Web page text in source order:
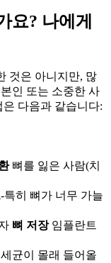
요? 나에게
것은 아니지만, 많
인 또는 소중한 사
다음과 같습니다:
뼈를 잃은 사람(치
-특히 뼈가 너무 가늘
뼈 저장임플란트
균이 몰래 들어올